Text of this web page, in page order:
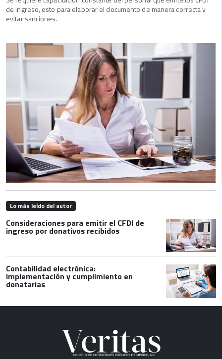
de ingreso, esto para elaborar el documento de manera correcta y
evitar sanciones.
Lo más leído del autor
Consideraciones para emitir el CFDI de
ingreso por donativos recibidos
Contabilidad electrónica:
implementación y cumplimiento en
donatarias